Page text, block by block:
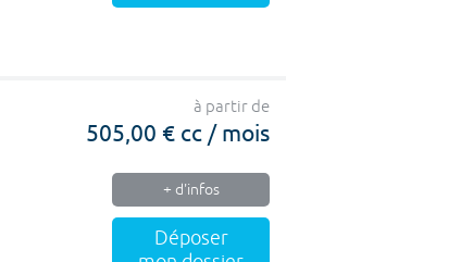
à partir de
505,00 € cc / mois
+ d'infos
Déposer